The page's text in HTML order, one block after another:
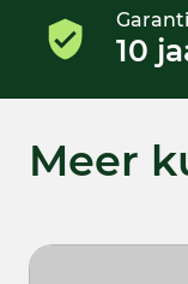
10
Meer